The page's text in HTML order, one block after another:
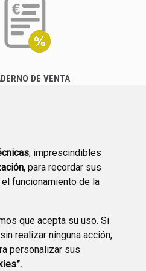
, imprescindibles
para recordar sus
el funcionamiento de la
que acepta su uso. Si
realizar ninguna acción,
personalizar sus
DE VENTA
ACCIÓN LOCAL
2030